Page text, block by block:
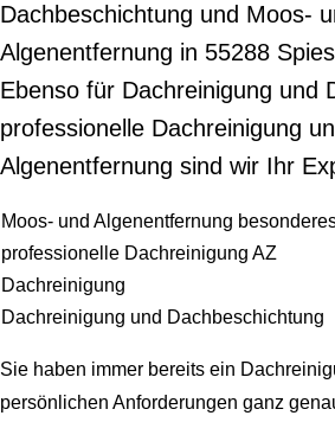
Dachbeschichtung und Moos-
Algenentfernung in 55288
Ebenso für Dachreinigung und
professionelle Dachreinigung
Algenentfernung sind wir Ihr
Moos- und Algenentfernung
professionelle Dachreinigung AZ
Dachreinigung
Dachreinigung und Dachbeschichtung
Sie haben immer bereits ein
persönlichen Anforderungen ganz